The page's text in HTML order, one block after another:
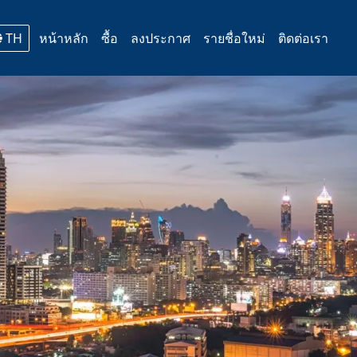
TH หน้าหลัก ซื้อ ลงประกาศ รายชื่อใหม่ ติดต่อเรา